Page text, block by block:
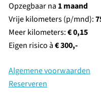
Opzegbaar na 1 maand
Vrije kilometers (p/mnd):
Meer kilometers:€ 0,15
Eigen risico à€ 300,-
Algemene voorwaarden
Reserveren